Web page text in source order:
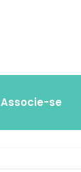
Associe-se